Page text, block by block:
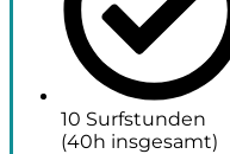
10 Surfstunden
(40h insgesamt)